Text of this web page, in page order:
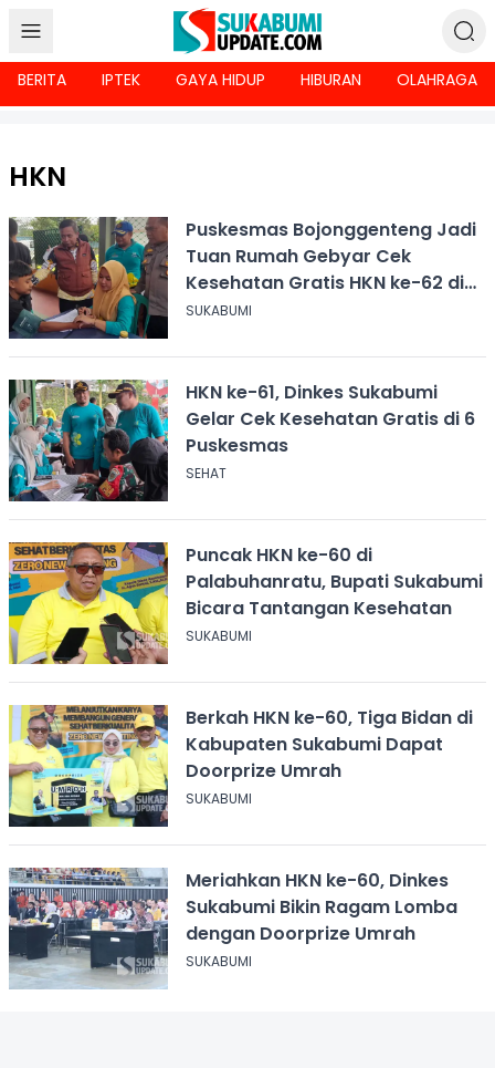
BERITA IPTEK GAYA HIDUP HIBURAN OLAHRAGA
HKN
Puskesmas Bojonggenteng Jadi
Tuan Rumah Gebyar Cek
Kesehatan Gratis HKN ke-62 di
Sukabumi
SUKABUMI
HKN ke-61, Dinkes Sukabumi
Gelar Cek Kesehatan Gratis di 6
Puskesmas
SEHAT
Puncak HKN ke-60 di
Palabuhanratu, Bupati Sukabumi
Bicara Tantangan Kesehatan
SUKABUMI
Berkah HKN ke-60, Tiga Bidan di
Kabupaten Sukabumi Dapat
Doorprize Umrah
SUKABUMI
Meriahkan HKN ke-60, Dinkes
Sukabumi Bikin Ragam Lomba
dengan Doorprize Umrah
SUKABUMI